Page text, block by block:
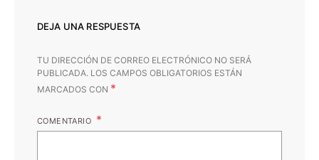
DEJA UNA RESPUESTA
TU DIRECCIÓN DE CORREO ELECTRÓNICO NO SERÁ
PUBLICADA. LOS CAMPOS OBLIGATORIOS ESTÁN
MARCADOS CON *
COMENTARIO